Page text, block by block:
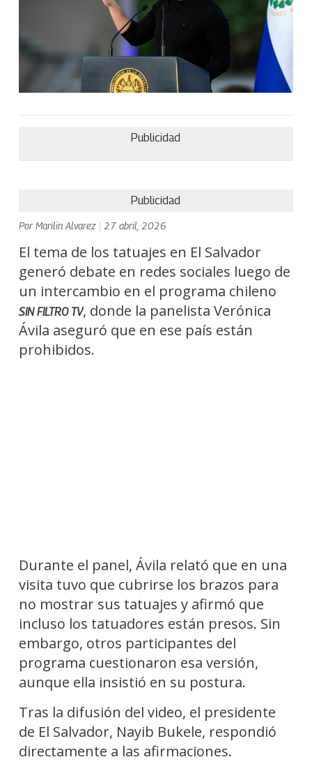
Publicidad
Publicidad
PorMarilin Alvarez 27 abril, 2026
El tema de los tatuajes en El Salvador
generó debate en redes sociales luego de
un intercambio en el programa chileno
SIN FILTRO TV, donde la panelista Verónica
Ávila aseguró que en ese país están
prohibidos.
Durante el panel, Ávila relató que en una
visita tuvo que cubrirse los brazos para
no mostrar sus tatuajes y afirmó que
incluso los tatuadores están presos. Sin
embargo, otros participantes del
programa cuestionaron esa versión,
aunque ella insistió en su postura.
Tras la difusión del video, el presidente
de El Salvador, Nayib Bukele, respondió
directamente a las afirmaciones.